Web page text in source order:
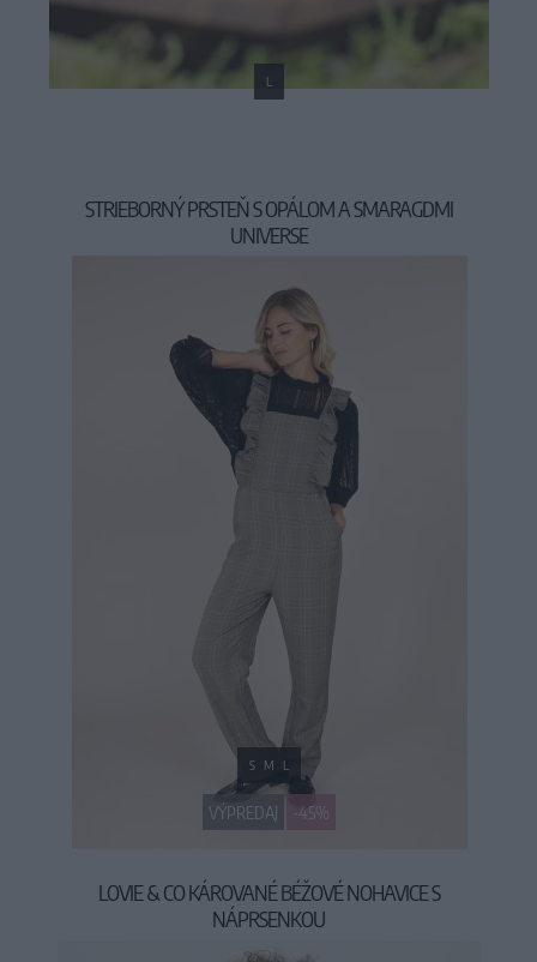
L
STRIEBORNÝ PRSTEŇ S OPÁLOM A SMARAGDMI
UNIVERSE
VÝPREDAJ -45%
S M L
LOVIE & CO KÁROVANÉ BÉŽOVÉ NOHAVICE S
NÁPRSENKOU
44,90 € 24,90 €